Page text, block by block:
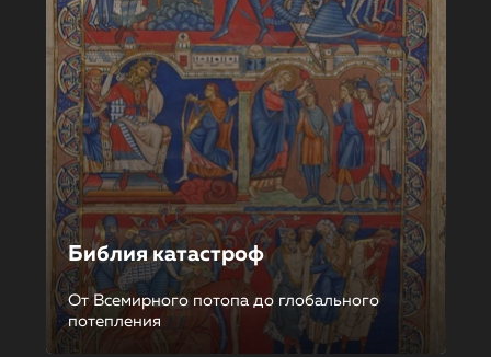
Библия катастроф
От Всемирного потопа до глобального
потепления